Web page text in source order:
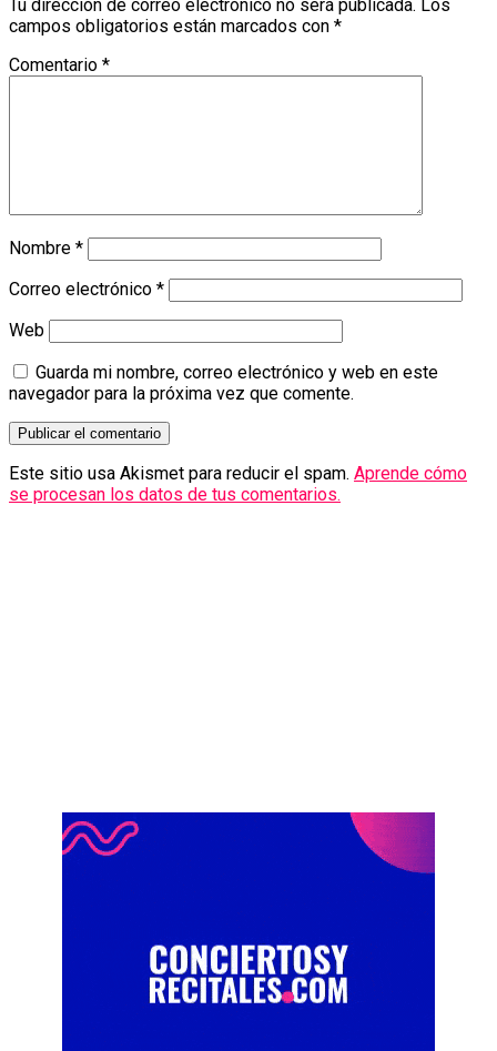
Tu dirección de correo electrónico no será publicada. Los
campos obligatorios están marcados con *
Comentario *
Nombre *
Correo electrónico *
Web
Guarda mi nombre, correo electrónico y web en este
navegador para la próxima vez que comente.
Este sitio usa Akismet para reducir el spam. Aprende cómo
se procesan los datos de tus comentarios.